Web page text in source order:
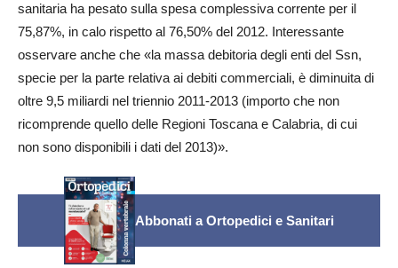
sanitaria ha pesato sulla spesa complessiva corrente per il
75,87%, in calo rispetto al 76,50% del 2012. Interessante
osservare anche che «la massa debitoria degli enti del Ssn,
specie per la parte relativa ai debiti commerciali, è diminuita di
oltre 9,5 miliardi nel triennio 2011-2013 (importo che non
ricomprende quello delle Regioni Toscana e Calabria, di cui
non sono disponibili i dati del 2013)».
Abbonati a Ortopedici e Sanitari